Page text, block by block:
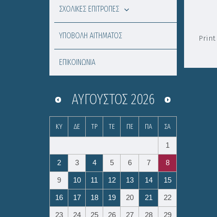
Print
ΣΧΟΛΙΚΕΣ ΕΠΙΤΡΟΠΕΣ
ΥΠΟΒΟΛΗ ΑΙΤΗΜΑΤΟΣ
ΕΠΙΚΟΙΝΩΝΙΑ
ΑΎΓΟΥΣΤΟΣ 2026
ΚΥ ΔΕ ΤΡ ΤΕ ΠΕ ΠΑ ΣΑ
1
2 3 4 5 6 7 8
9 10 11 12 13 14 15
16 17 18 19 20 21 22
23 24 25 26 27 28 29